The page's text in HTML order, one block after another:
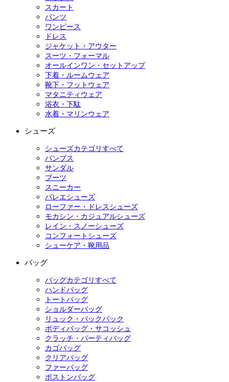
スカート
パンツ
ワンピース
ドレス
ジャケット・アウター
スーツ・フォーマル
オールインワン・セットアップ
下着・ルームウェア
靴下・フットウェア
マタニティウェア
浴衣・下駄
水着・マリンウェア
シューズ
シューズカテゴリすべて
パンプス
サンダル
ブーツ
スニーカー
バレエシューズ
ローファー・ドレスシューズ
モカシン・カジュアルシューズ
レイン・スノーシューズ
コンフォートシューズ
シューケア・靴用品
バッグ
バッグカテゴリすべて
ハンドバッグ
トートバッグ
ショルダーバッグ
リュック・バックパック
ボディバッグ・サコッシュ
クラッチ・パーティバッグ
カゴバッグ
クリアバッグ
ファーバッグ
ボストンバッグ